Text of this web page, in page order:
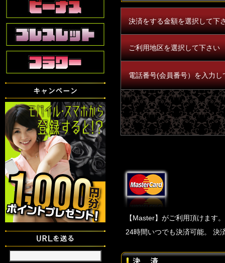
決済をする金額を選択して下
ご利用地区を選択して下さい
電話番号(会員番号）を入力し
【Master】がご利用頂けます。
24時間いつでも決済可能。 決